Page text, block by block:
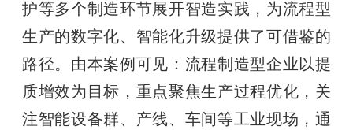
护等多个制造环节展开智造实践，为流程型
生产的数字化、智能化升级提供了可借鉴的
路径。由本案例可见：流程制造型企业以提
质增效为目标，重点聚焦生产过程优化，关
注智能设备群、产线、车间等工业现场，通